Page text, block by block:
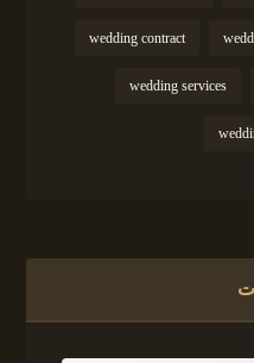
wedding contract
wedding services